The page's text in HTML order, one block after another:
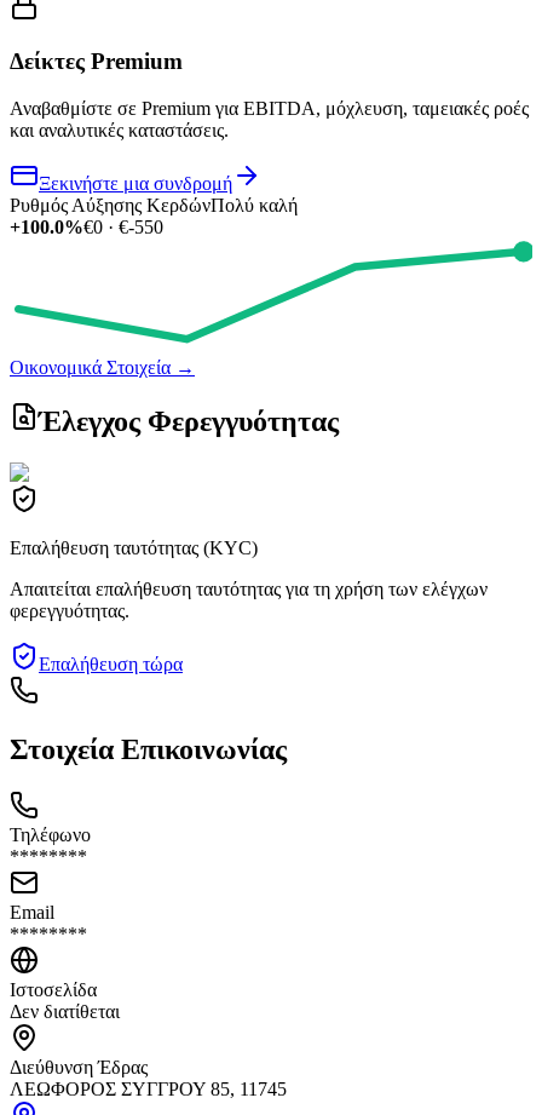
Δείκτες Premium
Αναβαθμίστε σε Premium για EBITDA, μόχλευση, ταμειακές ροές
και αναλυτικές καταστάσεις.
Ξεκινήστε μια συνδρομή
Ρυθμός Αύξησης ΚερδώνΠολύ καλή
+100.0%€0 · €-550
Οικονομικά Στοιχεία →
Έλεγχος Φερεγγυότητας
Επαλήθευση ταυτότητας (KYC)
Απαιτείται επαλήθευση ταυτότητας για τη χρήση των ελέγχων
φερεγγυότητας.
Επαλήθευση τώρα
Στοιχεία Επικοινωνίας
Τηλέφωνο
********
Email
********
Ιστοσελίδα
Δεν διατίθεται
Διεύθυνση Έδρας
ΛΕΩΦΟΡΟΣ ΣΥΓΓΡΟΥ 85, 11745